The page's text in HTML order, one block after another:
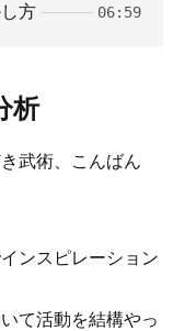
方 06:59
析
武術、こんばん
ンスピレーション
て活動を結構やっ